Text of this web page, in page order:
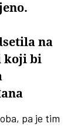
na
koji bi
pa je tim